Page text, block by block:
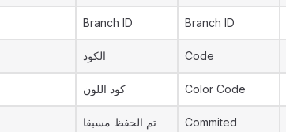
Branch ID Branch ID
الكود Code
كود اللون Color Code
تم الحفظ مسبقا
Commited